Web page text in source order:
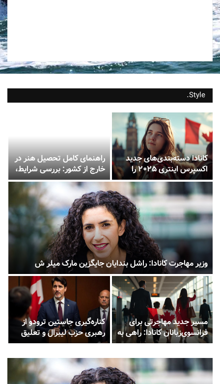
Style.
وزیر مهاجرت کانادا: راشل بندایان جایگزین مارک میلر ش
کانادا دسته‌بندی‌های جدید
اکسپرس اینتری ۲۰۲۵ را
اعلام کرد!
راهنمای کامل تحصیل هنر در
خارج از کشور: بررسی شرایط،
بورسیه‌ها و فرصت‌های شغلی
مسیر جدید مهاجرتی برای
فرانسوی‌زبانان کانادا: راهی به
سوی اقامت دائم
کناره‌گیری جاستین ترودو از
رهبری حزب لیبرال و تعلیق
پارلمان کانادا